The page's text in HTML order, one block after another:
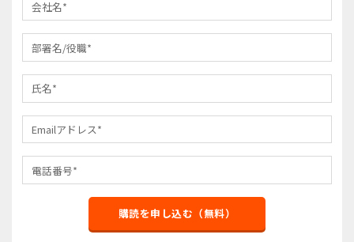
購読を申し込む（無料）